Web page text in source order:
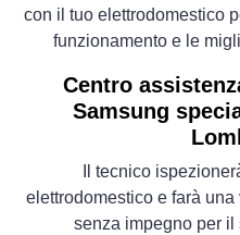
con il tuo elettrodomestico
funzionamento e le
Centro
Samsung
Il tecnico
elettrodomestico e farà
senza impegno per il